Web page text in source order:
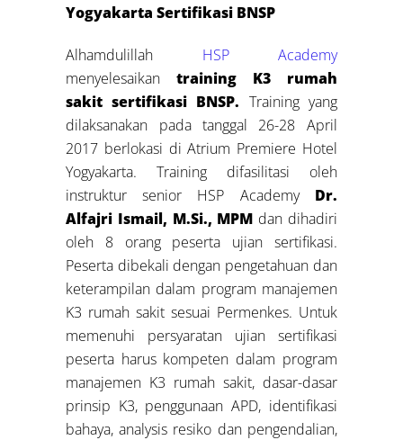
Yogyakarta Sertifikasi BNSP
Alhamdulillah HSP Academy
menyelesaikantraining K3 rumah
sakit sertifikasi BNSP. Training yang
dilaksanakan pada tanggal 26-28 April
2017 berlokasi di Atrium Premiere Hotel
Yogyakarta. Training difasilitasi oleh
instruktur senior HSP Academy Dr.
Alfajri Ismail, M.Si., MPM dan dihadiri
oleh 8 orang peserta ujian sertifikasi.
Peserta dibekali dengan pengetahuan dan
keterampilan dalam program manajemen
K3 rumah sakit sesuai Permenkes. Untuk
memenuhi persyaratan ujian sertifikasi
peserta harus kompeten dalam program
manajemen K3 rumah sakit, dasar-dasar
prinsip K3, penggunaan APD, identifikasi
bahaya, analysis resiko dan pengendalian,